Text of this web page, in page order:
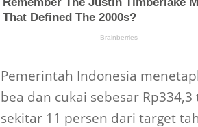
Pemerintah Indonesia
bea dan cukai sebesar
sekitar 11 persen dari target